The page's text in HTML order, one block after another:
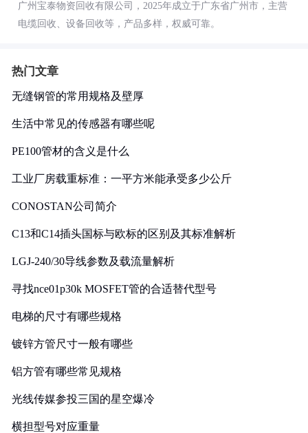
广州宝泰物资回收有限公司，2025年成立于广东省广州市，主营
电缆回收、设备回收等，产品多样，权威可靠。
热门文章
无缝钢管的常用规格及壁厚
生活中常见的传感器有哪些呢
PE100管材的含义是什么
工业厂房载重标准：一平方米能承受多少公斤
CONOSTAN公司简介
C13和C14插头国标与欧标的区别及其标准解析
LGJ-240/30导线参数及载流量解析
寻找nce01p30k MOSFET管的合适替代型号
电梯的尺寸有哪些规格
镀锌方管尺寸一般有哪些
铝方管有哪些常见规格
光线传媒参投三国的星空爆冷
横担型号对应重量